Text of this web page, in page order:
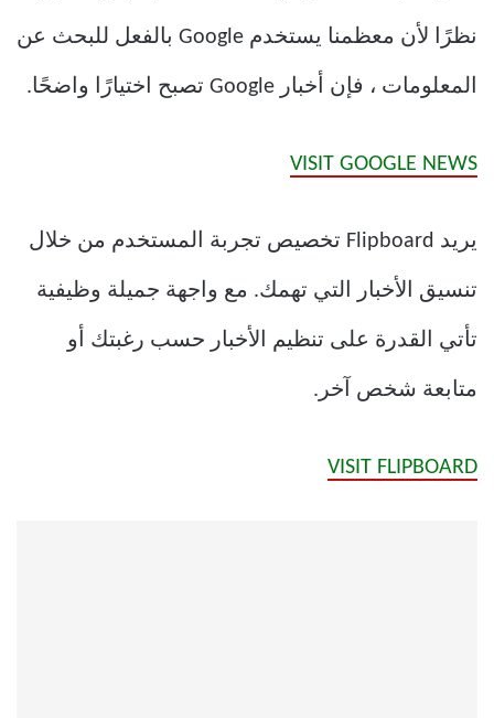
نظرًا لأن معظمنا يستخدم Google بالفعل للبحث عن
المعلومات ، فإن أخبار Google تصبح اختيارًا واضحًا.
VISIT GOOGLE NEWS
يريد Flipboard تخصيص تجربة المستخدم من خلال
تنسيق الأخبار التي تهمك. مع واجهة جميلة وظيفية
تأتي القدرة على تنظيم الأخبار حسب رغبتك أو
متابعة شخص آخر.
VISIT FLIPBOARD